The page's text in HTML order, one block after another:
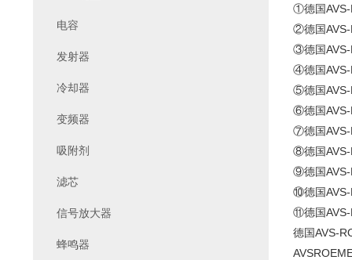
①德国AVS-
②德国AVS-
③德国AVS-
④德国AVS-
⑤德国AVS-
⑥德国AVS-
⑦德国AVS-
⑧德国AVS-
⑨德国AVS-
⑩德国AVS-
⑪德国AVS-
德国AVS-
电容
发射器
冷却器
变频器
吸附剂
滤芯
信号放大器
蜂鸣器